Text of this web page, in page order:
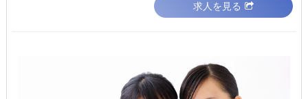
求人を見る